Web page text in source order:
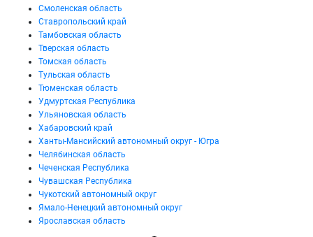
Смоленская область
Ставропольский край
Тамбовская область
Тверская область
Томская область
Тульская область
Тюменская область
Удмуртская Республика
Ульяновская область
Хабаровский край
Ханты-Мансийский автономный округ - Югра
Челябинская область
Чеченская Республика
Чувашская Республика
Чукотский автономный округ
Ямало-Ненецкий автономный округ
Ярославская область